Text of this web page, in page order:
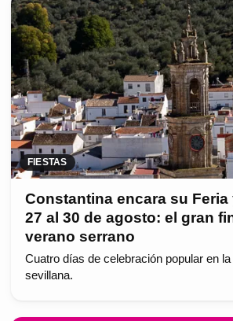
FIESTAS
Constantina encara su Feria
27 al 30 de agosto: el gran
verano serrano
Cuatro días de celebración popular en
sevillana.